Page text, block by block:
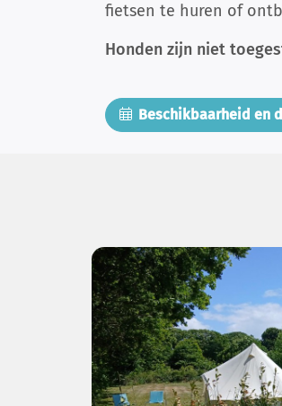
fietsen te huren of
Honden zijn niet
Beschikbaarheid en